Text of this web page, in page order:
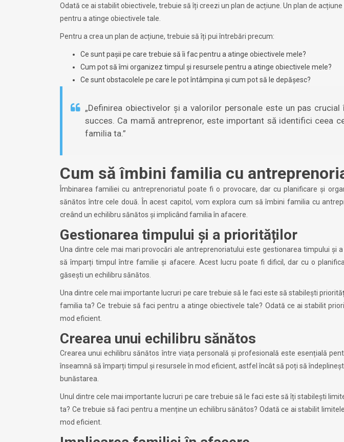
Odată ce ai stabilit obiectivele, trebuie să îți creezi un plan de acțiune. Un plan de
pentru a atinge obiectivele tale.
Pentru a crea un plan de acțiune, trebuie să îți pui întrebări precum:
Ce sunt pașii pe care trebuie să îi fac pentru a atinge obiectivele mele?
Cum pot să îmi organizez timpul și resursele pentru a atinge obiectivele mele?
Ce sunt obstacolele pe care le pot întâmpina și cum pot să le depășesc?
„Definirea obiectivelor și a valorilor personale este un pas
succes. Ca mamă antreprenor, este important să identifici ceea
familia ta.”
Cum să îmbini familia cu
Îmbinarea familiei cu antreprenoriatul poate fi o provocare, dar cu planificare și
sănătos între cele două. În acest capitol, vom explora cum să îmbini familia cu
creând un echilibru sănătos și implicând familia în afacere.
Gestionarea timpului și a priorităților
Una dintre cele mai mari provocări ale antreprenoriatului este gestionarea timpului și
să împarți timpul între familie și afacere. Acest lucru poate fi dificil, dar cu o
găsești un echilibru sănătos.
Una dintre cele mai importante lucruri pe care trebuie să le faci este să stabilești
familia ta? Ce trebuie să faci pentru a atinge obiectivele tale? Odată ce ai stabilit
mod eficient.
Crearea unui echilibru sănătos
Crearea unui echilibru sănătos între viața personală și profesională este esențială
înseamnă să împarți timpul și resursele în mod eficient, astfel încât să poți să
bunăstarea.
Unul dintre cele mai importante lucruri pe care trebuie să le faci este să îți stabilești
ta? Ce trebuie să faci pentru a menține un echilibru sănătos? Odată ce ai stabilit
mod eficient.